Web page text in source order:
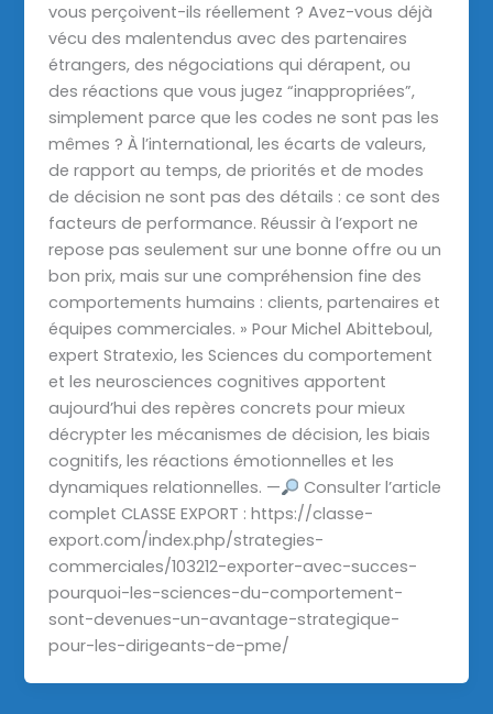
vous perçoivent-ils réellement ? Avez-vous déjà
vécu des malentendus avec des partenaires
étrangers, des négociations qui dérapent, ou
des réactions que vous jugez “inappropriées”,
simplement parce que les codes ne sont pas les
mêmes ? À l’international, les écarts de valeurs,
de rapport au temps, de priorités et de modes
de décision ne sont pas des détails : ce sont des
facteurs de performance. Réussir à l’export ne
repose pas seulement sur une bonne offre ou un
bon prix, mais sur une compréhension fine des
comportements humains : clients, partenaires et
équipes commerciales. » Pour Michel Abitteboul,
expert Stratexio, les Sciences du comportement
et les neurosciences cognitives apportent
aujourd’hui des repères concrets pour mieux
décrypter les mécanismes de décision, les biais
cognitifs, les réactions émotionnelles et les
dynamiques relationnelles. —
Consulter l’article
complet CLASSE EXPORT : https://classe-
export.com/index.php/strategies-
commerciales/103212-exporter-avec-succes-
pourquoi-les-sciences-du-comportement-
sont-devenues-un-avantage-strategique-
pour-les-dirigeants-de-pme/